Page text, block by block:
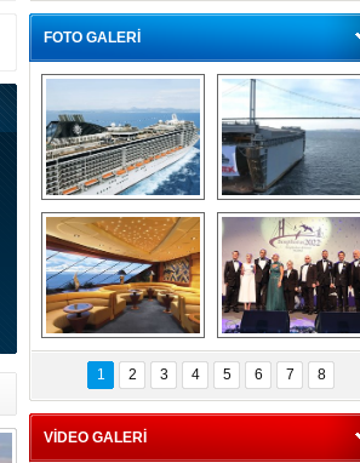
FOTO GALERİ
“Gemi içinde gemi”
konsepti ile MSC
Splendida
Dünyada tek!
Denizaltı yüzer
havuzu intikal
seyrine başladı
MSC'den 55 milyon
euroluk turizm geliri
müjdesi
5. Bosphorus Ship
Brokers Dinner,
İstanbul’da yapıldı
1 2 3 4 5 6 7 8
VİDEO GALERİ